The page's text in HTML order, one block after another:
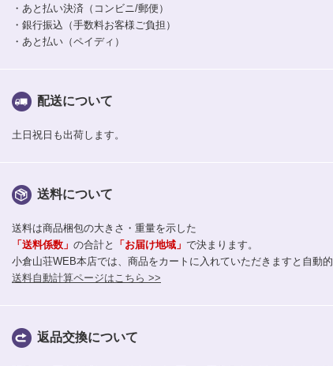
・あと払い決済（コンビニ/郵便）
・銀行振込（手数料お客様ご負担）
・あと払い（ペイディ）
配送について
土日祝日も出荷します。
送料について
送料は商品梱包の大きさ・重量を示した
「送料係数」 の合計と 「お届け地域」 で決まります。
小倉山荘WEB本店では、商品をカートに入れていただきますと自動
送料自動計算ページはこちら >>
返品交換について